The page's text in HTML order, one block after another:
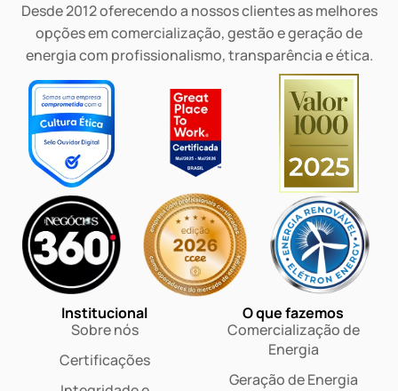
Desde 2012 oferecendo a nossos clientes as melhores
opções em comercialização, gestão e geração de
energia com profissionalismo, transparência e ética.
Institucional
Sobre nós
Certificações
O que fazemos
Comercialização de
Energia
Geração de Energia